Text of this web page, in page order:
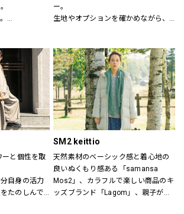
よい毎日をデ
ー。
生地やオプションを確かめながら、
ーと個性を取
自身の活力
たのしんで
SM2 keittio
天然素材のベーシック感と着心地の
良いぬくもり感ある「samansa
Mos2」、カラフルで楽しい商品のキ
ッズブランド「Lagom」、親子が楽